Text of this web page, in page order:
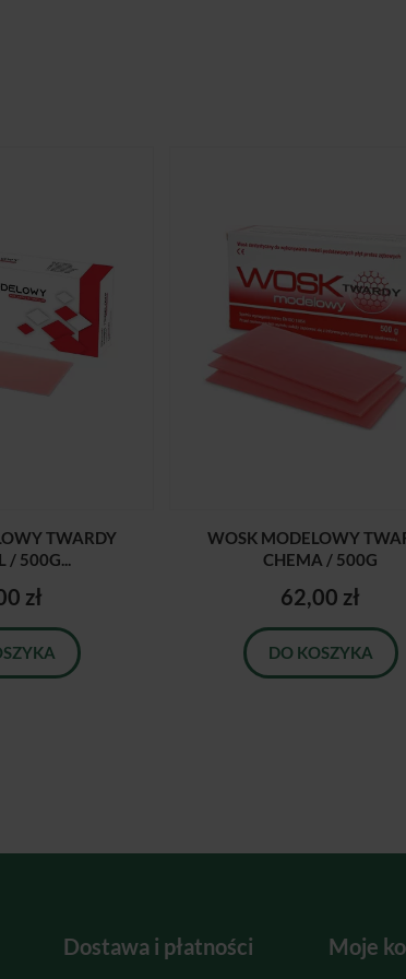
TWARDY
/ 500G...
zł
WOSK MODELOWY
CHEMA / 500G
62,00 zł
DO KOSZYKA
Dostawa i płatności Moje